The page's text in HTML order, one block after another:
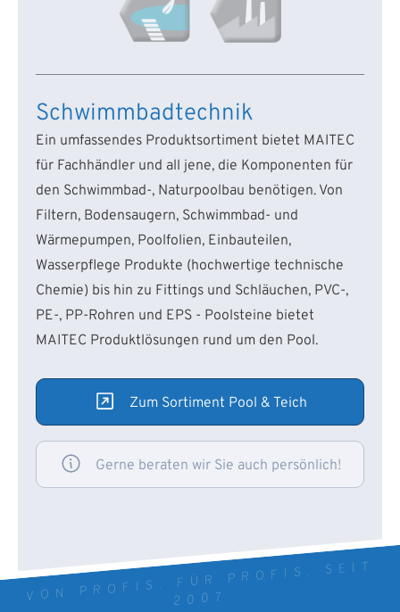
Schwimmbadtechnik
Ein umfassendes Produktsortiment bietet MAITEC
für Fachhändler und all jene, die Komponenten für
den Schwimmbad-, Naturpoolbau benötigen. Von
Filtern, Bodensaugern, Schwimmbad- und
Wärmepumpen, Poolfolien, Einbauteilen,
Wasserpflege Produkte (hochwertige technische
Chemie) bis hin zu Fittings und Schläuchen, PVC-,
PE-, PP-Rohren und EPS - Poolsteine bietet
MAITEC Produktlösungen rund um den Pool.
Zum Sortiment Pool & Teich
Gerne beraten wir Sie auch persönlich!
VON PROFIS. FÜR PROFIS. SEIT
2007